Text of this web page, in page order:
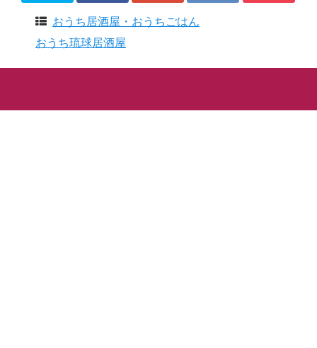
おうち居酒屋・おうちごはん
おうち琉球居酒屋